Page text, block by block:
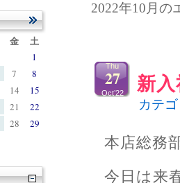
2022年10月の
新
Thu
27
Oct’22
カテ
本店総務
今日は来
金 土
1
7
8
14
15
21
22
28
29